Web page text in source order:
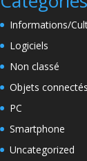
Informations/
Logiciels
Non classé
Objets connectés
PC
Smartphone
Uncategorized